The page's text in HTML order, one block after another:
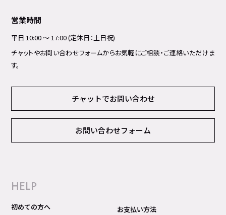
営業時間
平日 10:00 ～ 17:00 (定休日：土日祝)
チャットやお問い合わせフォームからお気軽にご相談・ご連絡いただけま
す。
チャットでお問い合わせ
お問い合わせフォーム
HELP
初めての方へ
お支払い方法